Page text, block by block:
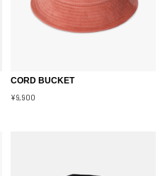
CORD BUCKET
¥9,900